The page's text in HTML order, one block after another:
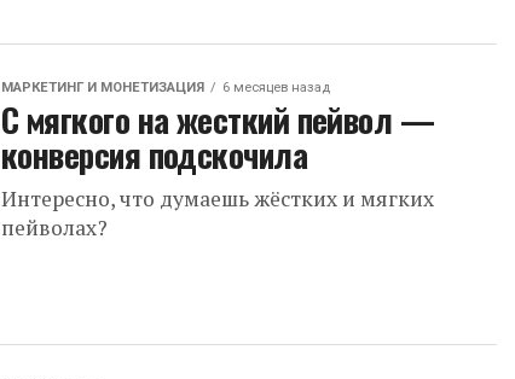
МАРКЕТИНГ И МОНЕТИЗАЦИЯ 6 месяцев назад
С мягкого на жесткий пейвол —
конверсия подскочила
Интересно, что думаешь жёстких и мягких
пейволах?